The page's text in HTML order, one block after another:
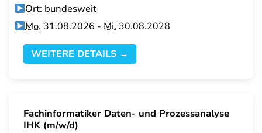
Ort: bundesweit
Mo. 31.08.2026 -Mi. 30.08.2028
WEITERE DETAILS →
Fachinformatiker Daten- und Prozessanalyse
IHK (m/w/d)